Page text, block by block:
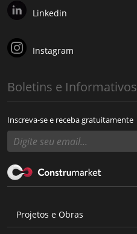
Linkedin
Instagram
Boletins e Informativos
Inscreva-se e receba gratuitamente
Projetos e Obras